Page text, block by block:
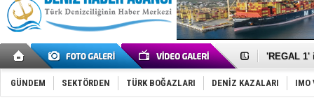
Makine
'REGAL 1'
Gemide 5
Yakıt
Rus
GÜNDEM SEKTÖRDEN TÜRK BOĞAZLARI DENİZ KAZALARI IMO